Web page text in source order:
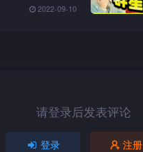
2022-09-10
请登录后发表评论
登录 注册